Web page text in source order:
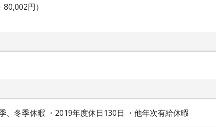
円）
、冬季休暇 ・2019年度休日130日 ・他年次有給休暇